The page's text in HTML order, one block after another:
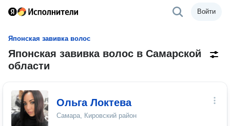
Войти
Японская завивка волос
Японская завивка волос в Самарской
области
Ольга Локтева
Самара, Кировский район